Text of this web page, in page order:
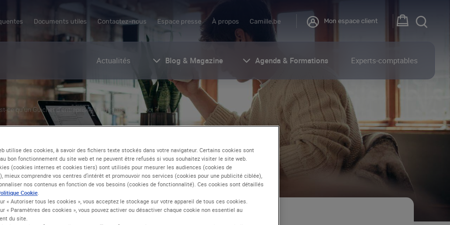
Documents utiles Contactez-nous Espace presse À propos Camille.be Mon espace client
Actualités Blog & Magazine Agenda & Formations Experts-comptables
ce qu’un Guichet d’entreprises ? Que fait-il pour moi ?
utilise des cookies, à savoir des fichiers texte stockés dans votre navigateur. Certains cookies sont
bon fonctionnement du site web et ne peuvent être refusés si vous souhaitez visiter le site web.
(cookies internes et cookies tiers) sont utilisés pour mesurer les audiences (cookies de
mieux comprendre vos centres d’intérêt et promouvoir nos services (cookies pour une publicité ciblée),
nos contenus en fonction de vos besoins (cookies de fonctionnalité). Ces cookies sont détaillés
Cookie
« Autoriser tous les cookies », vous acceptez le stockage sur votre appareil de tous ces cookies.
« Paramètres des cookies », vous pouvez activer ou désactiver chaque cookie non essentiel au
du site.